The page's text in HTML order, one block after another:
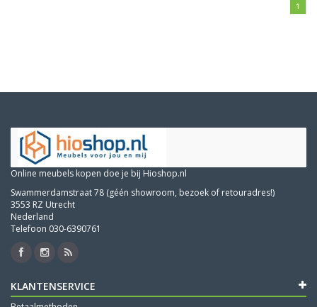
1
Online meubels kopen doe je bij Hioshop.nl
Swammerdamstraat 78 (géén showroom, bezoek of retouradres!)
3553 RZ Utrecht
Nederland
Telefoon 030-6390761
KLANTENSERVICE